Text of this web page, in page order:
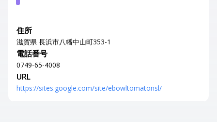
住所
滋賀県 長浜市八幡中山町353-1
電話番号
0749-65-4008
URL
https://sites.google.com/site/ebowltomatonsl/